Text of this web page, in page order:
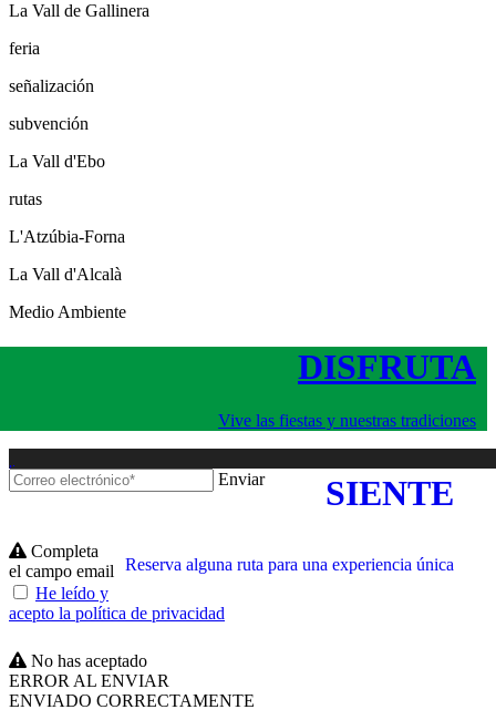
La Vall de Gallinera
feria
señalización
subvención
La Vall d'Ebo
rutas
L'Atzúbia-Forna
La Vall d'Alcalà
Medio Ambiente
DISFRUTA
Vive las fiestas y nuestras tradiciones
SIENTE
Reserva alguna ruta para una experiencia única
Enviar
Completa
el campo email
He leído y
acepto la política de privacidad
No has aceptado
ERROR AL ENVIAR
ENVIADO CORRECTAMENTE